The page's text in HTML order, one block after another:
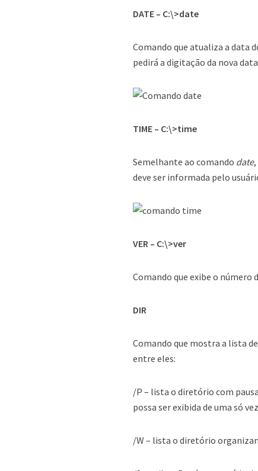
DATE – C:\>date
Comando que atualiza a data
pedirá a digitação da nova
TIME – C:\>time
Semelhante ao comando date,
deve ser informada pelo
VER – C:\>ver
Comando que exibe o número
DIR
Comando que mostra a lista
entre eles:
/P – lista o diretório com
possa ser exibida de uma só
/W – lista o diretório